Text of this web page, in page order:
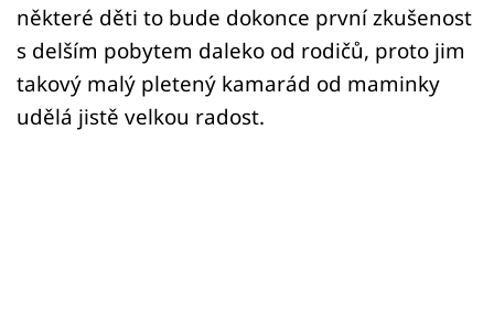
některé děti to bude dokonce první zkušenost
s delším pobytem daleko od rodičů, proto jim
takový malý pletený kamarád od maminky
udělá jistě velkou radost.